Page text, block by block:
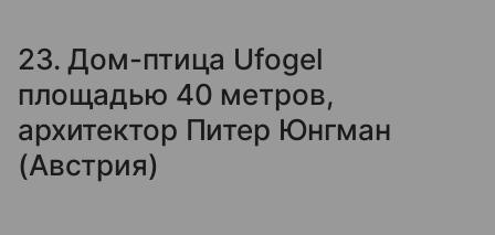
23. Дом-птица Ufogel
площадью 40 метров,
архитектор Питер Юнгман
(Австрия)